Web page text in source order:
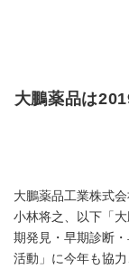
大鵬薬品は
大鵬薬品工業株式
小林将之、以下「
期発見・早期診断
活動」に今年も協力